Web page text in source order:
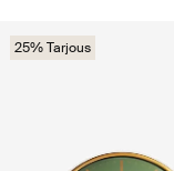
25% Tarjous